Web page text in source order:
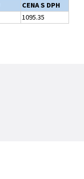
CENA S DPH
1095.35